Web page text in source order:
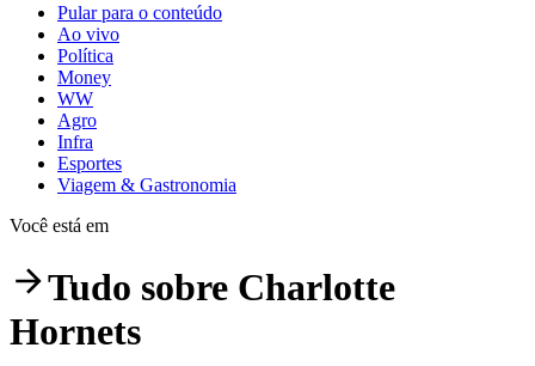
Pular para o conteúdo
Ao vivo
Política
Money
WW
Agro
Infra
Esportes
Viagem & Gastronomia
Você está em
Tudo sobre Charlotte
Hornets